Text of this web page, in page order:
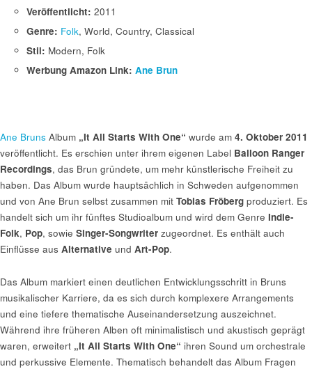
Veröffentlicht: 2011
Genre: Folk, World, Country, Classical
Stil: Modern, Folk
Werbung Amazon Link: Ane Brun
Ane Bruns Album „It All Starts With One“ wurde am 4. Oktober 2011
veröffentlicht. Es erschien unter ihrem eigenen Label Balloon Ranger
Recordings, das Brun gründete, um mehr künstlerische Freiheit zu
haben. Das Album wurde hauptsächlich in Schweden aufgenommen
und von Ane Brun selbst zusammen mit Tobias Fröberg produziert. Es
handelt sich um ihr fünftes Studioalbum und wird dem Genre Indie-
Folk, Pop, sowie Singer-Songwriter zugeordnet. Es enthält auch
Einflüsse aus Alternative und Art-Pop.
Das Album markiert einen deutlichen Entwicklungsschritt in Bruns
musikalischer Karriere, da es sich durch komplexere Arrangements
und eine tiefere thematische Auseinandersetzung auszeichnet.
Während ihre früheren Alben oft minimalistisch und akustisch geprägt
waren, erweitert „It All Starts With One“ ihren Sound um orchestrale
und perkussive Elemente. Thematisch behandelt das Album Fragen